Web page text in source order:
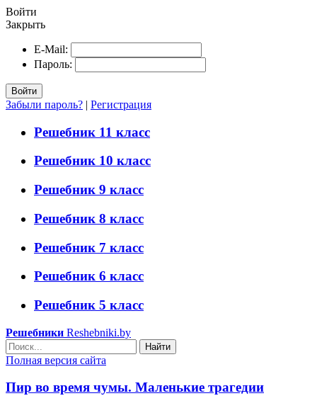
Войти
Закрыть
E-Mail:
Пароль:
Войти
Забыли пароль? | Регистрация
Решебник 11 класс
Решебник 10 класс
Решебник 9 класс
Решебник 8 класс
Решебник 7 класс
Решебник 6 класс
Решебник 5 класс
Решебники Reshebniki.by
Найти
Полная версия сайта
Пир во время чумы. Маленькие трагедии